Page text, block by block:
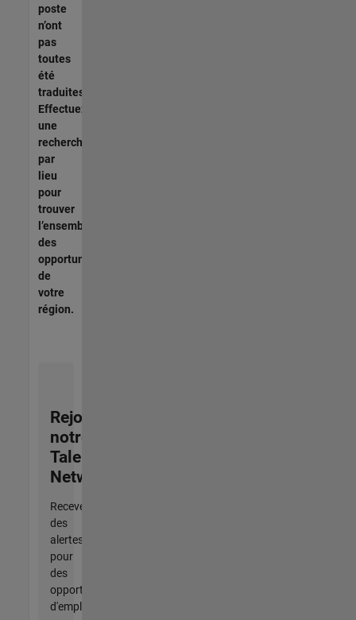
poste
n’ont
pas
toutes
été
traduites.
Effectuez
une
recherche
par
lieu
pour
trouver
l’ensemble
des
opportunités
de
votre
région.
Rejoignez
notre
Talent
Network
Recevez
des
alertes
pour
des
opportunités
d'emploi